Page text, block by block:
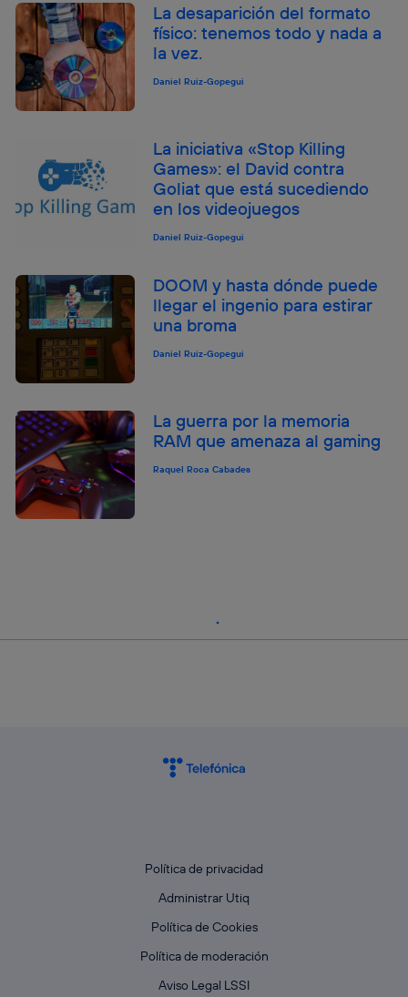
La desaparición del formato
físico: tenemos todo y nada a
la vez.
Daniel Ruiz-Gopegui
La iniciativa «Stop Killing
Games»: el David contra
Goliat que está sucediendo
en los videojuegos
Daniel Ruiz-Gopegui
DOOM y hasta dónde puede
llegar el ingenio para estirar
una broma
Daniel Ruiz-Gopegui
La guerra por la memoria
RAM que amenaza al gaming
Raquel Roca Cabades
Política de privacidad
Administrar Utiq
Política de Cookies
Política de moderación
Aviso Legal LSSI